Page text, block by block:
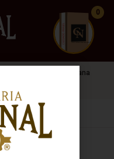
www.cachacarianacional.com.br
CUIDADO FRÁGIL
0
Amburana